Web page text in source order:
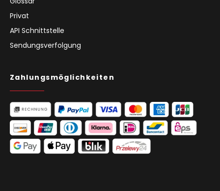
Privat
API Schnittstelle
Sendungsverfolgung
Zahlungsmöglichkeiten